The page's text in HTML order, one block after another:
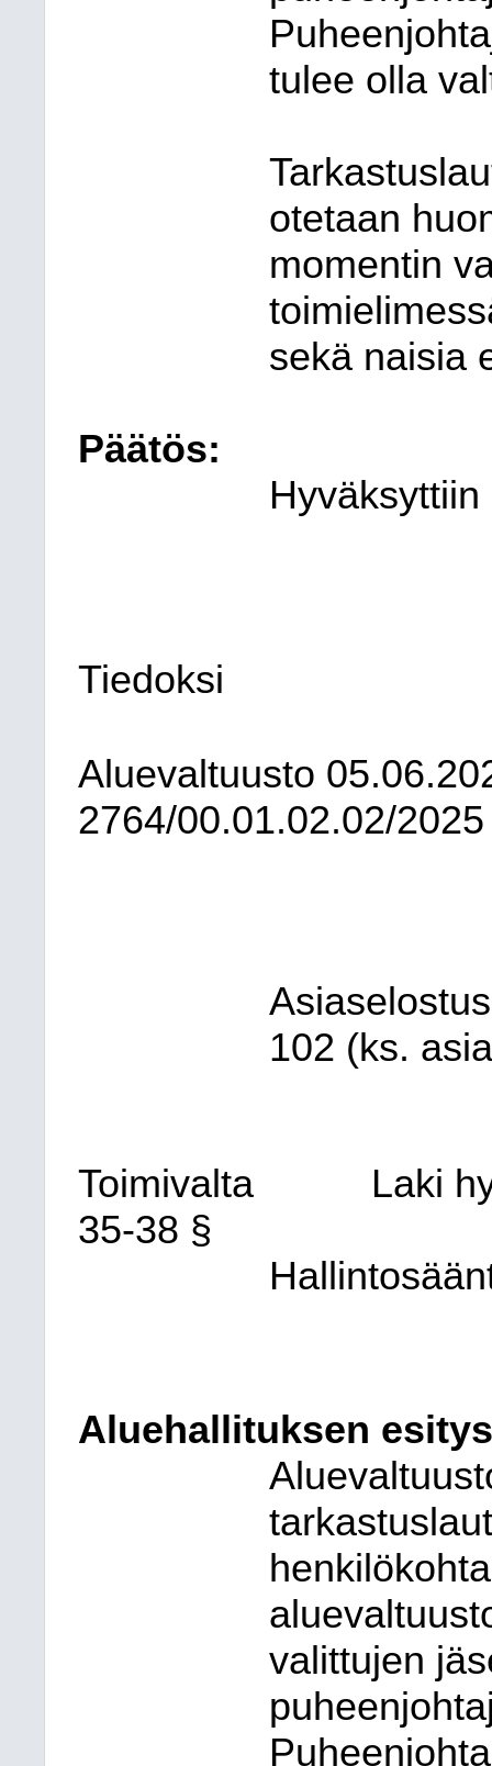
tulee olla
otetaan
momentin
sekä naisia
Päätös:
Tiedoksi
Aluevaltuusto
2764/00.01.02.02/2025
102 (ks.
Toimivalta
Laki
35-38 §
Aluehallituksen
valittujen